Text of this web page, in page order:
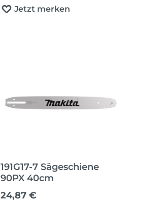
Jetzt merken
191G17-7 Sägeschiene
90PX 40cm
Regulärer Preis:
24,87 €